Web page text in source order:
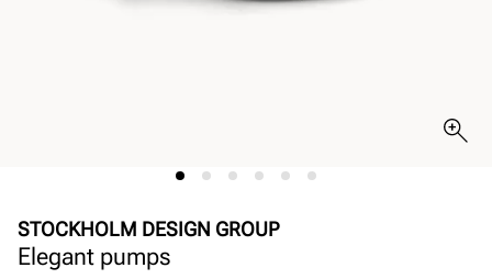
STOCKHOLM DESIGN GROUP
Elegant pumps